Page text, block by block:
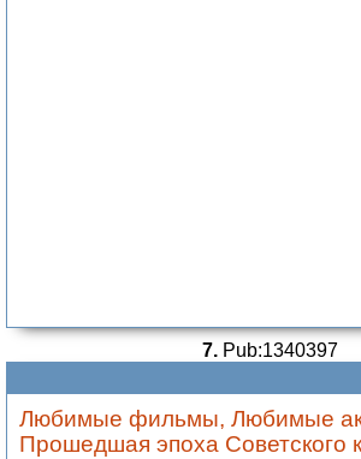
7.Pub:1340397
Любимые фильмы, Любимые
Прошедшая эпоха Советского